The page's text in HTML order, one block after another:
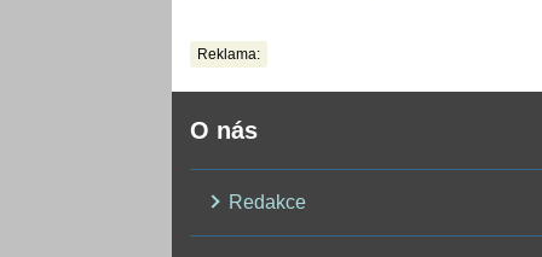
Reklama:
O nás
Redakce